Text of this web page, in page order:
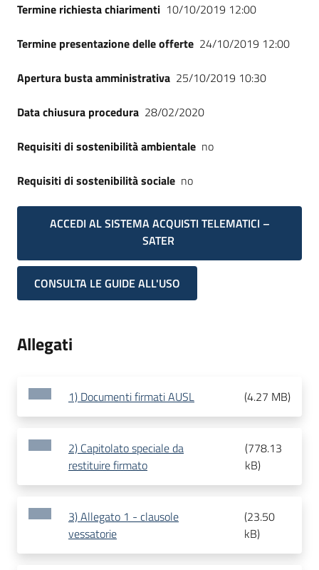
Termine richiesta chiarimenti 10/10/2019 12:00
Termine presentazione delle offerte 24/10/2019 12:00
Apertura busta amministrativa 25/10/2019 10:30
Data chiusura procedura 28/02/2020
Requisiti di sostenibilità ambientale no
Requisiti di sostenibilità sociale no
ACCEDI AL SISTEMA ACQUISTI TELEMATICI –
SATER
CONSULTA LE GUIDE ALL'USO
Allegati
1) Documenti firmati AUSL (4.27 MB)
2) Capitolato speciale da
restituire firmato
(778.13
kB)
3) Allegato 1 - clausole
vessatorie
(23.50
kB)